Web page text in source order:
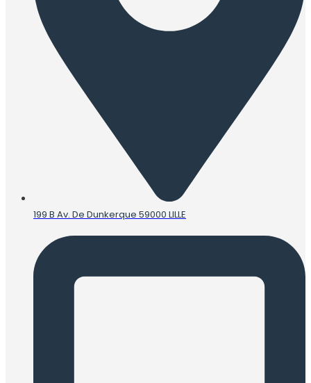
199 B Av. De Dunkerque 59000 LILLE